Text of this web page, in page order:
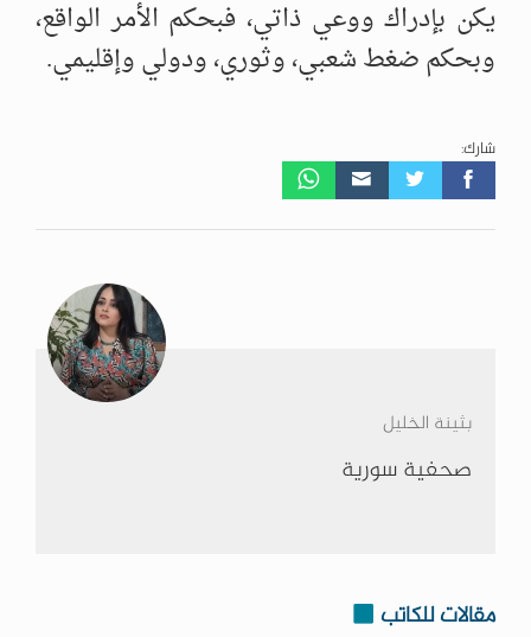
يكن بإدراك ووعي ذاتي، فبحكم الأمر الواقع،
وبحكم ضغط شعبي، وثوري، ودولي وإقليمي.
شارك:
بثينة الخليل
صحفية سورية
مقالات للكاتب